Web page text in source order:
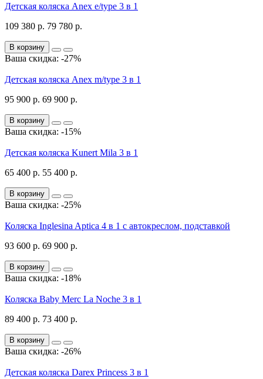
Детская коляска Anex e/type 3 в 1
109 380 р. 79 780 р.
В корзину
Ваша скидка: -27%
Детская коляска Anex m/type 3 в 1
95 900 р. 69 900 р.
В корзину
Ваша скидка: -15%
Детская коляска Kunert Mila 3 в 1
65 400 р. 55 400 р.
В корзину
Ваша скидка: -25%
Коляска Inglesina Aptica 4 в 1 с автокреслом, подставкой
93 600 р. 69 900 р.
В корзину
Ваша скидка: -18%
Коляска Baby Merc La Noche 3 в 1
89 400 р. 73 400 р.
В корзину
Ваша скидка: -26%
Детская коляска Darex Princess 3 в 1